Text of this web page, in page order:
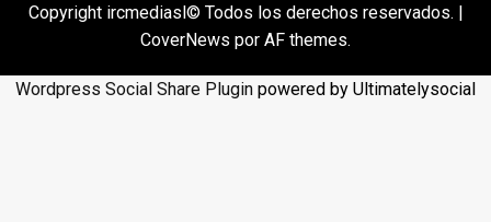
Copyright ircmediasl© Todos los derechos reservados. |
CoverNews por AF themes.
Wordpress Social Share Plugin powered by Ultimatelysocial